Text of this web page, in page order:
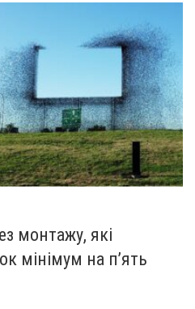
монтажу, які
мінімум на п’ять